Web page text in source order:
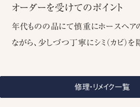
オーダーを受けてのポイント
年代ものの品にて慎重にホースヘ
ながら、少しづつ丁寧にシミ（カビ）を
修理・リメイク一覧